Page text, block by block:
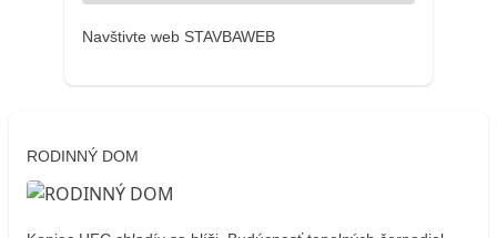
Navštivte web STAVBAWEB
RODINNÝ DOM